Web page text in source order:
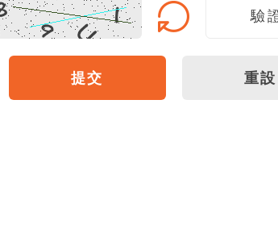
提交 重設